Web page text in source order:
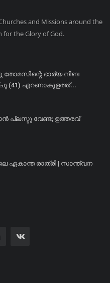
and Missions around the
for the Glory of God.
തോമസിന്റെ ഭാര്യ നിബ
(41) എറണാകുളത്ത്...
പ്ലസ്ടു വേണ്ട; ഉത്തരവ്
ഏകാന്ത രാത്രി | സാന്ത്വന